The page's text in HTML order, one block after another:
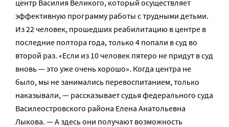
центр Василия Великого, который осуществляет
эффективную программу работы с трудными детьми.
Из 22 человек, прошедших реабилитацию в центре в
последние полтора года, только 4 попали в суд во
второй раз. «Если из 10 человек пятеро не придут в суд
вновь — это уже очень хорошо». Когда центра не
было, мы не занимались перевоспитанием, только
наказывали, — рассказывает судья федерального суда
Василеостровского района Елена Анатольевна
Лыкова. — А здесь они получают возможность